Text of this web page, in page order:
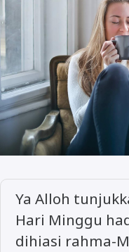
Ya Alloh
Hari Minggu
dihiasi rahma-